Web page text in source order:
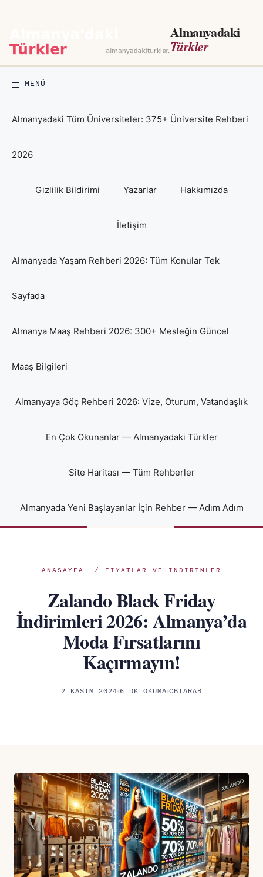
Almanyadaki
Türkler
MENÜ
Almanyadaki Tüm Üniversiteler: 375+ Üniversite Rehberi
2026
Gizlilik Bildirimi Yazarlar Hakkımızda
İletişim
Almanyada Yaşam Rehberi 2026: Tüm Konular Tek
Sayfada
Almanya Maaş Rehberi 2026: 300+ Mesleğin Güncel
Maaş Bilgileri
Almanyaya Göç Rehberi 2026: Vize, Oturum, Vatandaşlık
En Çok Okunanlar — Almanyadaki Türkler
Site Haritası — Tüm Rehberler
Almanyada Yeni Başlayanlar İçin Rehber — Adım Adım
ANASAYFA / FIYATLAR VE INDIRIMLER
Zalando Black Friday
İndirimleri 2026: Almanya’da
Moda Fırsatlarını
Kaçırmayın!
2 KASIM 2024 6 DK OKUMA CBTARAB